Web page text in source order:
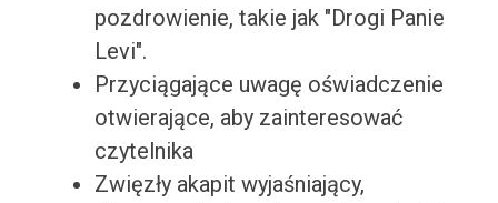
pozdrowienie, takie jak "Drogi Panie
Levi".
Przyciągające uwagę oświadczenie
otwierające, aby zainteresować
czytelnika
Zwięzły akapit wyjaśniający,